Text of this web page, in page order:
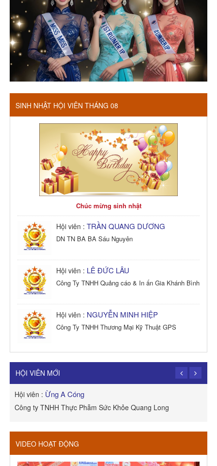
SINH NHẬT HỘI VIÊN THÁNG 08
Chúc mừng sinh nhật
Hội viên : TRẦN QUANG DƯƠNG
DN TN BA BA Sáu Nguyên
Hội viên : LÊ ĐỨC LÂU
Công Ty TNHH Quảng cáo & In ấn Gia Khánh Bình
Hội viên : NGUYỄN MINH HIỆP
Công Ty TNHH Thương Mại Kỹ Thuật GPS
Công Ty TNHH Dịch vụ Cuộc Sống Hạnh Phúc
HỘI VIÊN MỚI
Hội viên : Ừng A Cóng
Công ty TNHH Thực Phẫm Sức Khỏe Quang Long
VIDEO HOẠT ĐỘNG